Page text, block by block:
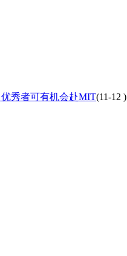
秀者可有机会赴MIT(11-12 )